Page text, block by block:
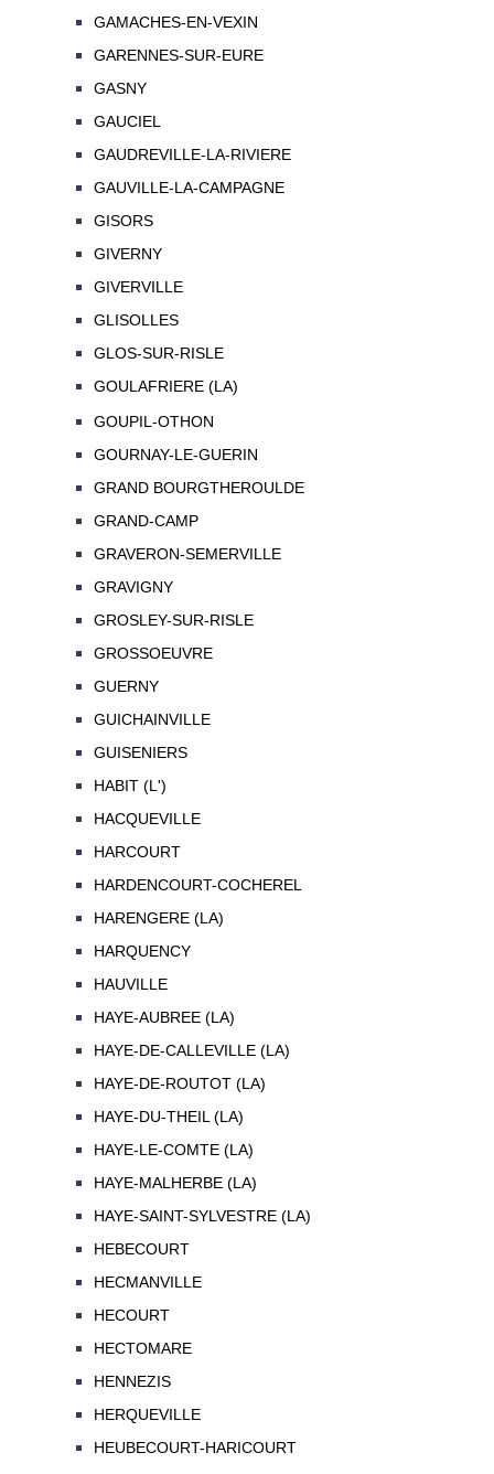
GAMACHES-EN-VEXIN
GARENNES-SUR-EURE
GASNY
GAUCIEL
GAUDREVILLE-LA-RIVIERE
GAUVILLE-LA-CAMPAGNE
GISORS
GIVERNY
GIVERVILLE
GLISOLLES
GLOS-SUR-RISLE
GOULAFRIERE (LA)
GOUPIL-OTHON
GOURNAY-LE-GUERIN
GRAND BOURGTHEROULDE
GRAND-CAMP
GRAVERON-SEMERVILLE
GRAVIGNY
GROSLEY-SUR-RISLE
GROSSOEUVRE
GUERNY
GUICHAINVILLE
GUISENIERS
HABIT (L')
HACQUEVILLE
HARCOURT
HARDENCOURT-COCHEREL
HARENGERE (LA)
HARQUENCY
HAUVILLE
HAYE-AUBREE (LA)
HAYE-DE-CALLEVILLE (LA)
HAYE-DE-ROUTOT (LA)
HAYE-DU-THEIL (LA)
HAYE-LE-COMTE (LA)
HAYE-MALHERBE (LA)
HAYE-SAINT-SYLVESTRE (LA)
HEBECOURT
HECMANVILLE
HECOURT
HECTOMARE
HENNEZIS
HERQUEVILLE
HEUBECOURT-HARICOURT